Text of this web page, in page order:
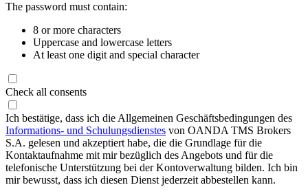
The password must contain:
8 or more characters
Uppercase and lowercase letters
At least one digit and special character
Check all consents
Ich bestätige, dass ich die Allgemeinen Geschäftsbedingungen des
Informations- und Schulungsdienstes von OANDA TMS Brokers
S.A. gelesen und akzeptiert habe, die die Grundlage für die
Kontaktaufnahme mit mir bezüglich des Angebots und für die
telefonische Unterstützung bei der Kontoverwaltung bilden. Ich bin
mir bewusst, dass ich diesen Dienst jederzeit abbestellen kann.